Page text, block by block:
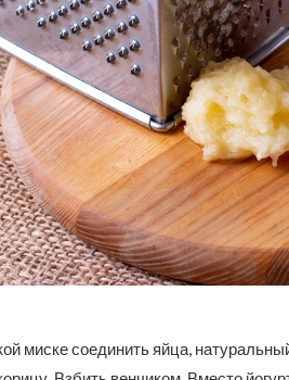
миске соединить яйца,